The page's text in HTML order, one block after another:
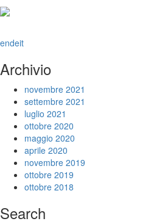
endeit
Archivio
novembre 2021
settembre 2021
luglio 2021
ottobre 2020
maggio 2020
aprile 2020
novembre 2019
ottobre 2019
ottobre 2018
Search